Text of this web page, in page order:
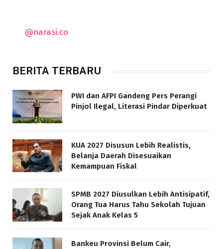
@narasi.co
BERITA TERBARU
PWI dan AFPI Gandeng Pers Perangi
Pinjol Ilegal, Literasi Pindar Diperkuat
KUA 2027 Disusun Lebih Realistis,
Belanja Daerah Disesuaikan
Kemampuan Fiskal
SPMB 2027 Diusulkan Lebih Antisipatif,
Orang Tua Harus Tahu Sekolah Tujuan
Sejak Anak Kelas 5
Bankeu Provinsi Belum Cair,